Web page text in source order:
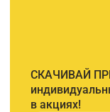
СКАЧИВАЙ
в акциях!